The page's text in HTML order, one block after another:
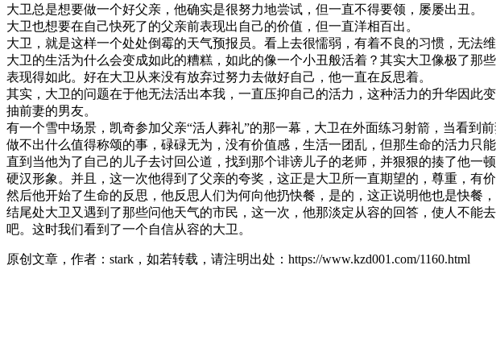
大卫总是想要做一个好父亲，他确实是很努力地尝试，但一直不得要领，屡屡出丑。
大卫也想要在自己快死了的父亲前表现出自己的价值，但一直洋相百出。
大卫，就是这样一个处处倒霉的天气预报员。看上去很懦弱，有着不良的习惯，无法
大卫的生活为什么会变成如此的糟糕，如此的像一个小丑般活着？其实大卫像极了
表现得如此。好在大卫从来没有放弃过努力去做好自己，他一直在反思着。
其实，大卫的问题在于他无法活出本我，一直压抑自己的活力，这种活力的升华因
抽前妻的男友。
有一个雪中场景，凯奇参加父亲“活人葬礼”的那一幕，大卫在外面练习射箭，当看到
做不出什么值得称颂的事，碌碌无为，没有价值感，生活一团乱，但那生命的活力只
直到当他为了自己的儿子去讨回公道，找到那个诽谤儿子的老师，并狠狠的揍了他
硬汉形象。并且，这一次他得到了父亲的夸奖，这正是大卫所一直期望的，尊重，有价
然后他开始了生命的反思，他反思人们为何向他扔快餐，是的，这正说明他也是快餐
结尾处大卫又遇到了那些问他天气的市民，这一次，他那淡定从容的回答，使人不
吧。这时我们看到了一个自信从容的大卫。
原创文章，作者：stark，如若转载，请注明出处：https://www.kzd001.com/1160.html